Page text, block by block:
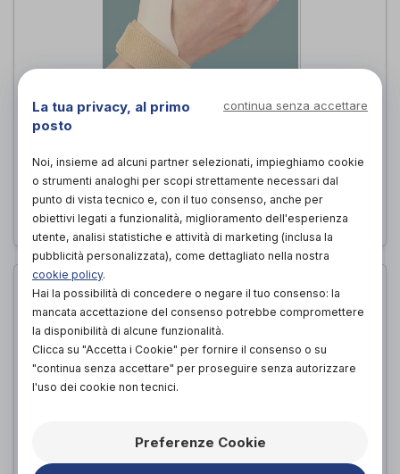
Daumfix
PROVA E ACQUISTA IN NEGOZIO DA52,00€
ACQUISTA ONLINE DA52,00€
La tua privacy, al primo
posto
continua senza accettare
Noi, insieme ad alcuni partner selezionati, impieghiamo cookie
o strumenti analoghi per scopi strettamente necessari dal
punto di vista tecnico e, con il tuo consenso, anche per
obiettivi legati a funzionalità, miglioramento dell'esperienza
utente, analisi statistiche e attività di marketing (inclusa la
pubblicità personalizzata), come dettagliato nella nostra
cookie policy.
Hai la possibilità di concedere o negare il tuo consenso: la
mancata accettazione del consenso potrebbe compromettere
la disponibilità di alcune funzionalità.
Clicca su "Accetta i Cookie" per fornire il consenso o su
"continua senza accettare" per proseguire senza autorizzare
l'uso dei cookie non tecnici.
Preferenze Cookie